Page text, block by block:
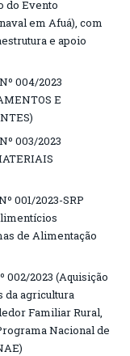
do Evento
em Afuá), com
e apoio
004/2023
E
003/2023
001/2023-SRP
de Alimentação
002/2023 (Aquisição
da agricultura
Familiar Rural,
Nacional de